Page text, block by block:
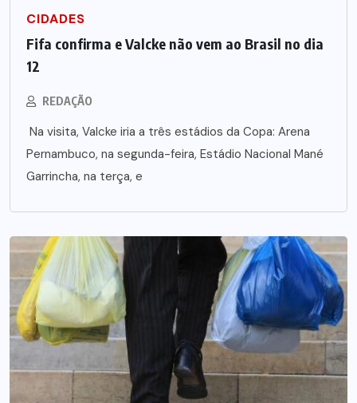
CIDADES
Fifa confirma e Valcke não vem ao Brasil no dia
12
REDAÇÃO
Na visita, Valcke iria a três estádios da Copa: Arena
Pernambuco, na segunda-feira, Estádio Nacional Mané
Garrincha, na terça, e